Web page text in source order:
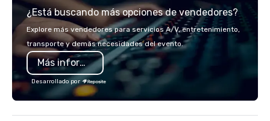
corporate offsite retreat! With a wide
variety of activities available, you can
choose what would suit your team
best. Sonoma Zipline Adventures is a
popular option. We can also facilitate
team building, archery tag, and
challenge courses for a day full of
adventure. Our team can help assist
¿Está buscando más opciones de vendedores?
Explore más vendedores para servicios A/V, entretenimiento,
transporte y demás necesidades del evento.
Más información
Desarrollado por